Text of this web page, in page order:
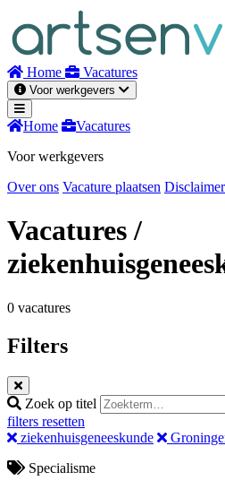
inhoud
Home Vacatures
Voor werkgevers
Home
Vacatures
Voor werkgevers
Over ons Vacature plaatsen Disclaimer
Vacatures/
0 vacatures
Filters
Zoek op titel
filters resetten
ziekenhuisgeneeskunde
Specialisme